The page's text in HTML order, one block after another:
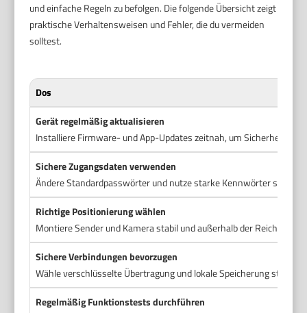
und einfache Regeln zu befolgen. Die folgende Übersicht zeigt
praktische Verhaltensweisen und Fehler, die du vermeiden
solltest.
Dos
Gerät regelmäßig aktualisieren
Installiere Firmware- und App-Updates zeitnah, um
Sichere Zugangsdaten verwenden
Ändere Standardpasswörter und nutze starke Kennwörter sowie
Richtige Positionierung wählen
Montiere Sender und Kamera stabil und außerhalb der Reichweite
Sichere Verbindungen bevorzugen
Wähle verschlüsselte Übertragung und lokale Speicherung statt
Regelmäßig Funktionstests durchführen